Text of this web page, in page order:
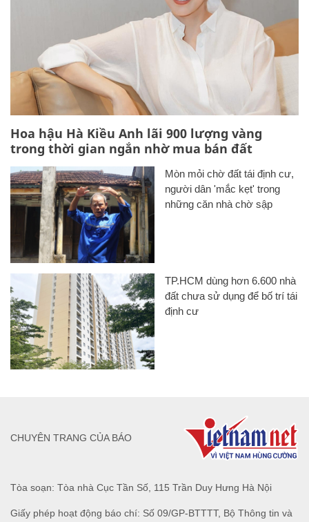
Hoa hậu Hà Kiều Anh lãi 900 lượng vàng
trong thời gian ngắn nhờ mua bán đất
Mòn mỏi chờ đất tái định cư,
người dân 'mắc kẹt' trong
những căn nhà chờ sập
TP.HCM dùng hơn 6.600 nhà
đất chưa sử dụng để bố trí tái
định cư
Tòa soạn: Tòa nhà Cục Tần Số, 115 Trần Duy Hưng Hà Nội
Giấy phép hoạt động báo chí: Số 09/GP-BTTTT, Bộ Thông tin và
CHUYÊN TRANG CỦA BÁO